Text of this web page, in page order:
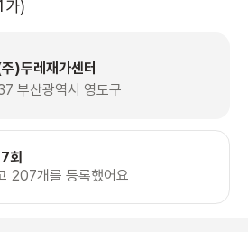
가)
)두레재가센터
부산광역시 영도구
회
207개를 등록했어요